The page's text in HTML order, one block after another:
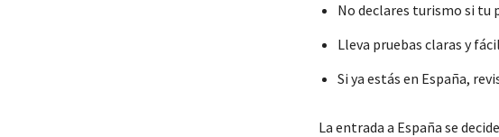
No declares turismo si tu
Lleva pruebas claras y
Si ya estás en España,
La entrada a España se